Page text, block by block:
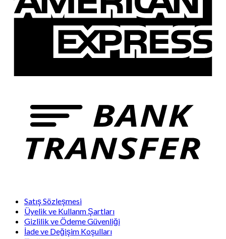
Satış Sözleşmesi
Üyelik ve Kullanm Şartları
Gizlilik ve Ödeme Güvenliği
İade ve Değişim Koşulları